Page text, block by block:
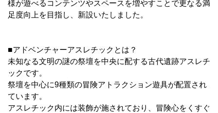
様が遊べるコンテンツやスペースを増やすことで更なる満
足度向上を目指し、新設いたしました。
■アドベンチャーアスレチックとは？
未知なる文明の謎の祭壇を中央に配する古代遺跡アスレチ
ックです。
祭壇を中心に9種類の冒険アトラクション遊具が配置され
ています。
アスレチック内には装飾が施されており、冒険心をくすぐ